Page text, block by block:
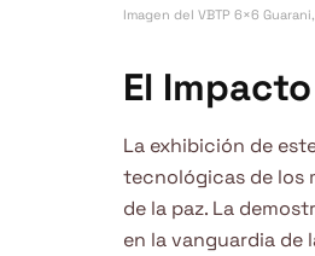
Imagen del VBTP 6×6
El
La exhibición de
tecnológicas de los
de la paz. La
en la vanguardia